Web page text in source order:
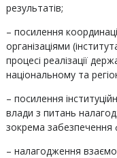
результатів;
– посилення
організаціями
процесі реалізації
національному та
– посилення
влади з питань
зокрема забезпечення
– налагодження